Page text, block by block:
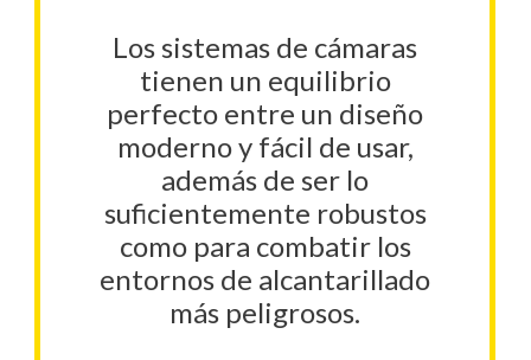
Los sistemas de cámaras
tienen un equilibrio
perfecto entre un diseño
moderno y fácil de usar,
además de ser lo
suficientemente robustos
como para combatir los
entornos de alcantarillado
más peligrosos.